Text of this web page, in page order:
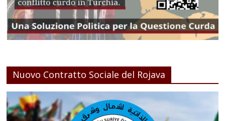
Nuovo Contratto Sociale del Rojava